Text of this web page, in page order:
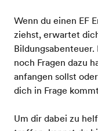
Wenn du einen EF
ziehst, erwartet
Bildungsabenteuer.
noch Fragen dazu
anfangen sollst
dich in Frage
Um dir dabei zu